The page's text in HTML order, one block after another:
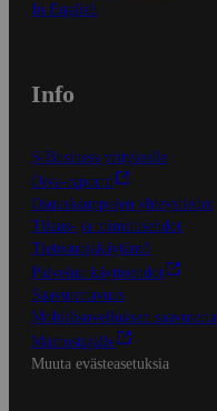
In English
Info
S-Business yrityksille
Oiva-raportit
Osuuskauppojen yhteystiedot
Tilaus- ja toimitusehdot
Tietosuojakäytäntö
Palvelun käyttöehdot
Saavutettavuus
Mobiilisovelluksen
Mainostajalle
Muuta evästeasetuksia